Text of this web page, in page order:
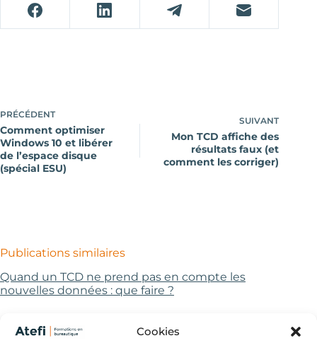
Cookies
PRÉCÉDENT
Comment optimiser
Windows 10 et libérer
de l’espace disque
(spécial ESU)
SUIVANT
Mon TCD affiche des
résultats faux (et
comment les corriger)
Publications similaires
Quand un TCD ne prend pas en compte les
nouvelles données : que faire ?
Mon TCD affiche des résultats faux (et comment
les corriger)